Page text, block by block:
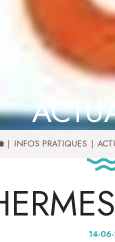
INFOS PRATIQUES
14-